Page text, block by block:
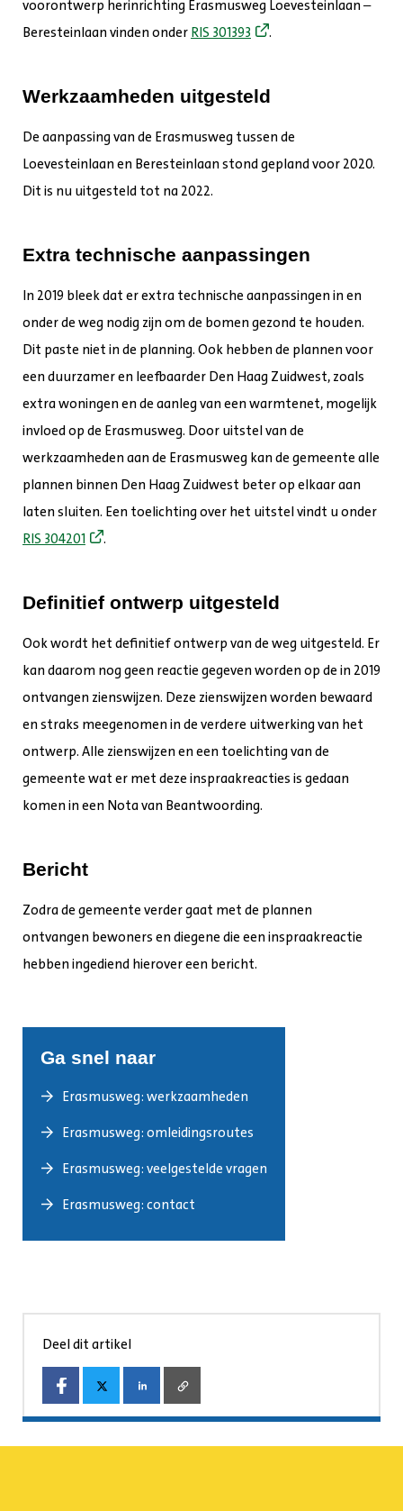
voorontwerp herinrichting Erasmusweg Loevesteinlaan –
Beresteinlaan vinden onder RIS 301393 .
Werkzaamheden uitgesteld
De aanpassing van de Erasmusweg tussen de
Loevesteinlaan en Beresteinlaan stond gepland voor 2020.
Dit is nu uitgesteld tot na 2022.
Extra technische aanpassingen
In 2019 bleek dat er extra technische aanpassingen in en
onder de weg nodig zijn om de bomen gezond te houden.
Dit paste niet in de planning. Ook hebben de plannen voor
een duurzamer en leefbaarder Den Haag Zuidwest, zoals
extra woningen en de aanleg van een warmtenet, mogelijk
invloed op de Erasmusweg. Door uitstel van de
werkzaamheden aan de Erasmusweg kan de gemeente alle
plannen binnen Den Haag Zuidwest beter op elkaar aan
laten sluiten. Een toelichting over het uitstel vindt u onder
RIS 304201
.
Definitief ontwerp uitgesteld
Ook wordt het definitief ontwerp van de weg uitgesteld. Er
kan daarom nog geen reactie gegeven worden op de in 2019
ontvangen zienswijzen. Deze zienswijzen worden bewaard
en straks meegenomen in de verdere uitwerking van het
ontwerp. Alle zienswijzen en een toelichting van de
gemeente wat er met deze inspraakreacties is gedaan
komen in een Nota van Beantwoording.
Bericht
Zodra de gemeente verder gaat met de plannen
ontvangen bewoners en diegene die een inspraakreactie
hebben ingediend hierover een bericht.
Ga snel naar
Erasmusweg: werkzaamheden
Erasmusweg: omleidingsroutes
Erasmusweg: veelgestelde vragen
Erasmusweg: contact
Deel dit artikel